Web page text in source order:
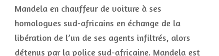
Mandela en chauffeur de voiture à ses
homologues sud-africains en échange de la
libération de l’un de ses agents infiltrés, alors
détenus par la police sud-africaine. Mandela est